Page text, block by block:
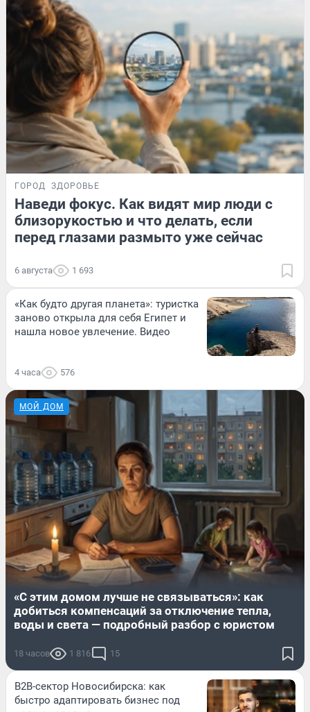
ГОРОД ЗДОРОВЬЕ
Наведи фокус. Как видят мир люди с
близорукостью и что делать, если
перед глазами размыто уже сейчас
6 августа 1 693
«Как будто другая планета»: туристка
заново открыла для себя Египет и
нашла новое увлечение. Видео
4 часа 576
МОЙ ДОМ
«С этим домом лучше не связываться»: как
добиться компенсаций за отключение тепла,
воды и света — подробный разбор с юристом
18 часов 1 816 15
B2B-сектор Новосибирска: как
быстро адаптировать бизнес под